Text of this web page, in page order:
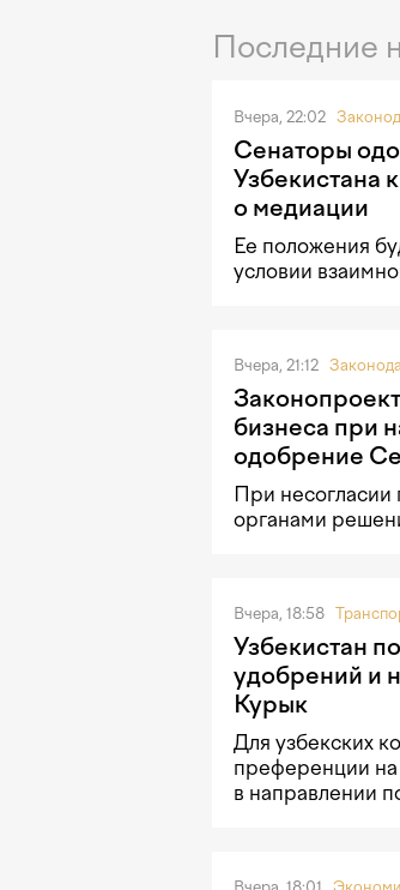
Последние
Вчера, 22:02
Сенаторы
Узбекистана
о медиации
Ее положения
условии
Вчера, 21:12
бизнеса при
одобрение
При несогласии
органами
Вчера, 18:58
Узбекистан
удобрений и
Курык
Для узбекских
преференции на
в направлении